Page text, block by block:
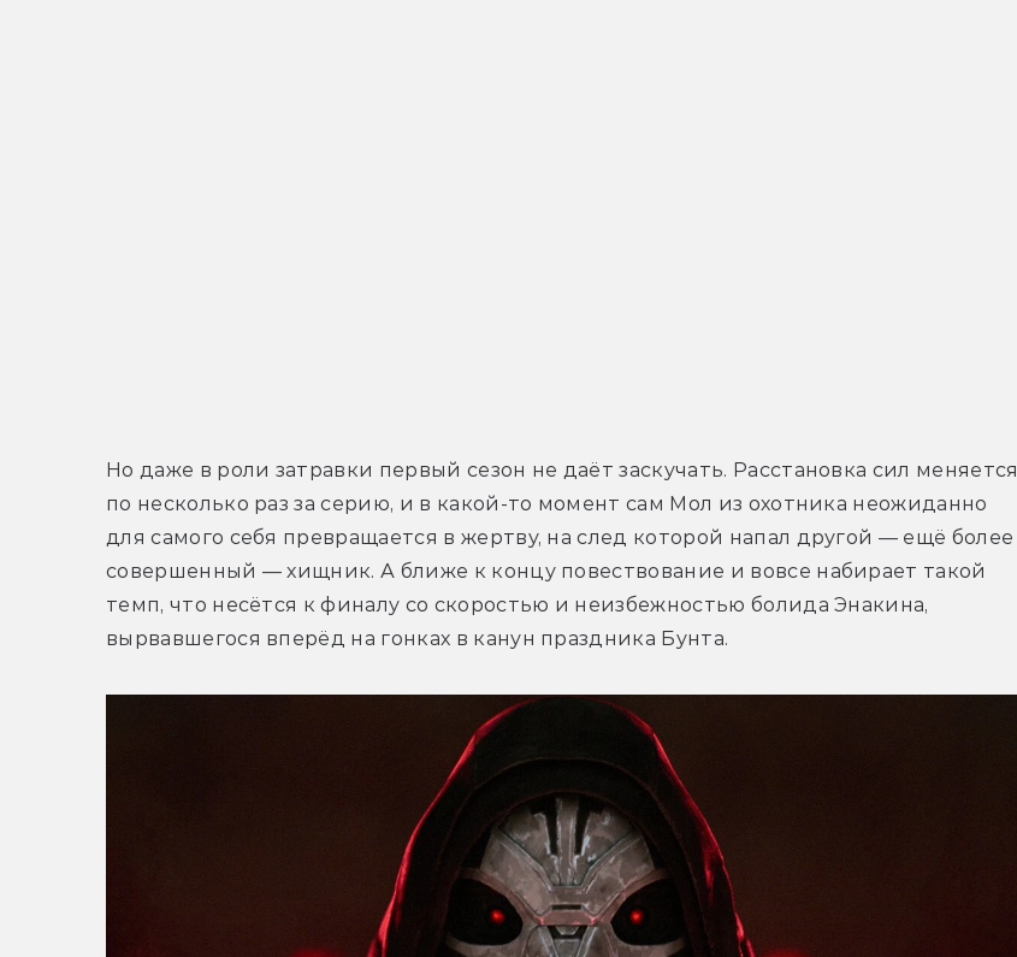
Но даже в роли затравки первый сезон не даёт заскучать. Расстановка сил меняется
по несколько раз за серию, и в какой-то момент сам Мол из охотника неожиданно
для самого себя превращается в жертву, на след которой напал другой — ещё более
совершенный — хищник. А ближе к концу повествование и вовсе набирает такой
темп, что несётся к финалу со скоростью и неизбежностью болида Энакина,
вырвавшегося вперёд на гонках в канун праздника Бунта.